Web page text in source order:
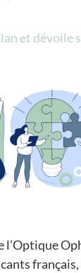
et dévoile
l’Optique
français,